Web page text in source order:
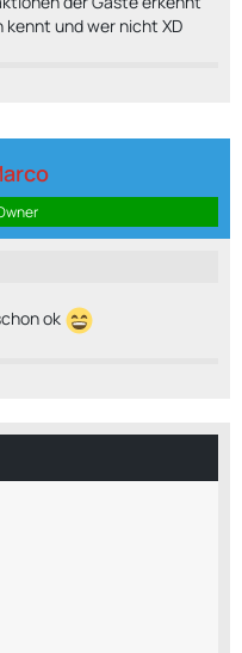
und wer nicht XD
ok